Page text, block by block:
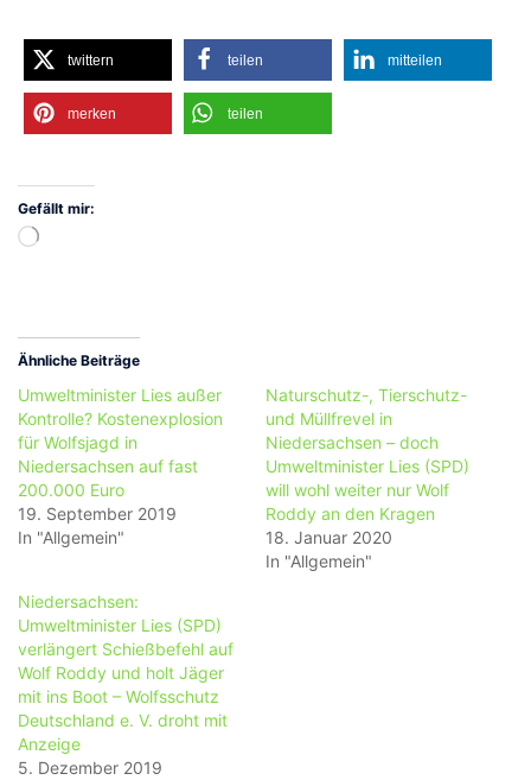
twittern teilen mitteilen
merken teilen
Gefällt mir:
Wird
Ähnliche Beiträge
Umweltminister Lies außer
Kontrolle? Kostenexplosion
für Wolfsjagd in
Niedersachsen auf fast
200.000 Euro
19. September 2019
In "Allgemein"
Naturschutz-, Tierschutz-
und Müllfrevel in
Niedersachsen – doch
Umweltminister Lies (SPD)
will wohl weiter nur Wolf
Roddy an den Kragen
18. Januar 2020
In "Allgemein"
Niedersachsen:
Umweltminister Lies (SPD)
verlängert Schießbefehl auf
Wolf Roddy und holt Jäger
mit ins Boot – Wolfsschutz
Deutschland e. V. droht mit
Anzeige
5. Dezember 2019